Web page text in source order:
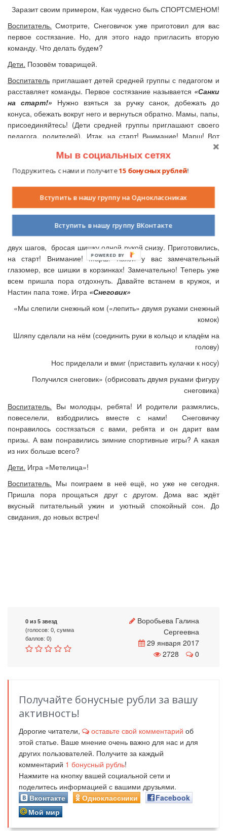
Заразит своим примером, Как чудесно быть СПОРТСМЕНОМ!
Воспитатель. Смотрите, Снеговичок уже приготовил для вас
первое состязание. Но, для этого надо пригласить вторую
команду. Что делать будем?
Дети. Позовём товарищей.
Воспитатель приглашает детей средней группы с педагогом и
расставляет команды. Первое состязание называется «Санки
на старт!» Нужно взяться за ручку санок, добежать до
конуса, обежать вокруг него и вернуться обратно. Мамы, папы,
присоединяйтесь! (Дети средней группы приглашают своего
педагога, родителей). Итак, на старт! Внимание! Марш! Вот
это скорость, вот это ловкость! И санки целые, и никто не упал.
Молодцы! А теперь мы со Снеговичком предлагаем поиграть в
игру«Метелица». Нужно всем вместе встать в одну колонну,
Ох, и устали же мы со Снеговичком! Уморились просто! Две
минутки на отдых и вас уже ждёт следующее состязание.
Мамы, папы, сестрёнки, вставайте к своим командам! Игра
называется«Шишки в корзинку!»Нужно попасть в корзинку с
двух шагов, бросая шишку одной рукой снизу. Приготовились,
на старт! Внимание! Марш! Какой у вас замечательный
глазомер, все шишки в корзинках! Замечательно! Теперь уже
всем пришла пора отдохнуть. Давайте встанем в кружок, и
Настин папа тоже. Игра «Снеговик»
«Мы слепили снежный ком («лепить» двумя руками снежный
комок)
Шляпу сделали на нём (соединить руки в кольцо и кладём на
голову)
Нос приделали и вмиг (приставить кулачки к носу)
Получился снеговик» (обрисовать двумя руками фигуру
снеговика)
Воспитатель. Вы молодцы, ребята! И родители размялись,
повеселели, взбодрились вместе с нами! Снеговичку
понравилось состязаться с вами, ребята и он дарит вам
призы. А вам понравились зимние спортивные игры? А какая
из них больше всего?
Дети. Игра «Метелица»!
Воспитатель. Мы поиграем в неё ещё, но уже не сегодня.
Пришла пора прощаться друг с другом. Дома вас ждёт
вкусный питательный ужин и уютный спокойный сон. До
свидания, до новых встреч!
0 из 5 звезд
(голосов: 0, сумма
баллов: 0)
Воробьева Галина
Сергеевна
29 января 2017
2728
0
Получайте бонусные рубли за вашу
активность!
Дорогие читатели, оставьте свой комментарий об
этой статье. Ваше мнение очень важно для нас и для
других пользователей. Получите за каждый
комментарий 1 бонусный рубль!
Нажмите на кнопку вашей социальной сети и
поделитесь информацией с вашими друзьями.
Вконтакте
Одноклассники
Facebook
Мой мир
Мы в социальных сетях
Подружитесь с нами и получите15 бонусных рублей!
Вступить в нашу группу на Одноклассниках
Вступить в нашу группу ВКонтакте
POWERED BY